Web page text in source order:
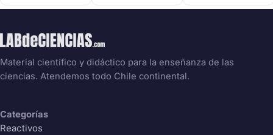
Material científico y didáctico para la enseñanza de las
ciencias. Atendemos todo Chile continental.
Categorías
Reactivos